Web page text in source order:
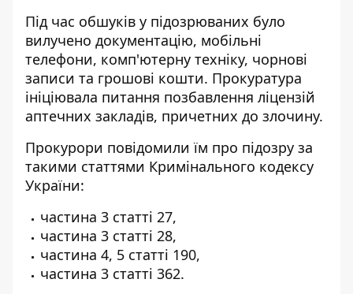
Під час обшуків у підозрюваних було
вилучено документацію, мобільні
телефони, комп'ютерну техніку, чорнові
записи та грошові кошти. Прокуратура
ініціювала питання позбавлення ліцензій
аптечних закладів, причетних до злочину.
Прокурори повідомили їм про підозру за
такими статтями Кримінального кодексу
України:
частина 3 статті 27,
частина 3 статті 28,
частина 4, 5 статті 190,
частина 3 статті 362.